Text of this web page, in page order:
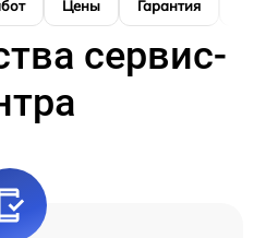
Цены Гарантия
сервис-